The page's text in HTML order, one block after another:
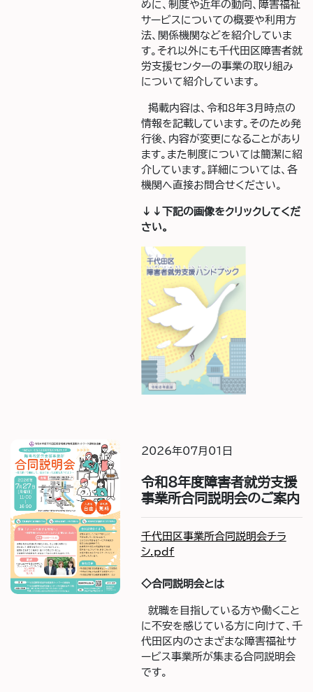
めに、制度や近年の動向、障害福祉
サービスについての概要や利用方
法、関係機関などを紹介していま
す。それ以外にも千代田区障害者就
労支援センターの事業の取り組み
について紹介しています。
掲載内容は、令和8年3月時点の
情報を記載しています。そのため発
行後、内容が変更になることがあり
ます。また制度については簡潔に紹
介しています。詳細については、各
機関へ直接お問合せください。
↓↓下記の画像をクリックしてくだ
さい。
2026年07月01日
令和8年度障害者就労支援
事業所合同説明会のご案内
千代田区事業所合同説明会チラ
シ.pdf
◇合同説明会とは
就職を目指している方や働くこと
に不安を感じている方に向けて、千
代田区内のさまざまな障害福祉サ
ービス事業所が集まる合同説明会
です。